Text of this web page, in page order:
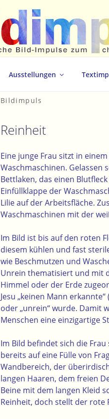
Ausstellungen
Bildimpuls
Reinheit
Eine junge Frau sitzt in
Waschmaschinen. Gelassen
Bettlaken, das einen
Einfüllklappe der
Lilie auf der Arbeitsfläche.
Waschmaschinen mit der
Im Bild ist bis auf den roten
diesem kühlen und fast
wie Beschmutzen und
Unrein thematisiert und mit
Himmel oder der Erde
Jesu „keinen Mann
oder „unrein“ wurde. Damit
Menschen eine einzigartige
Im Bild befindet sich die
bereits auf eine Fülle von
Wandbereich, der
langen Haaren, dem freien
Beine mit dem langen Kleid
Reinheit, doch stellt der rote